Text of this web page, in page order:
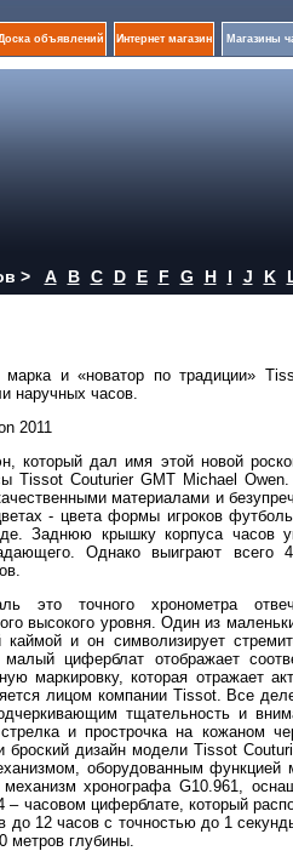
объявлений Интернет магазин Магазины
> A B C D E F G H I J K
и «новатор по традиции»
наручных часов.
2011
который дал имя этой новой
Tissot Couturier GMT Michael
материалами и
- цвета формы игроков
Заднюю крышку корпуса часов
Однако выиграют всего
это точного хронометра
высокого уровня. Один из
каймой и он символизирует
малый циферблат отображает
маркировку, которая отражает
лицом компании Tissot. Все
тщательность и
стрелка и прострочка на кожаном
броский дизайн модели Tissot
оборудованным функцией
хронографа G10.961,
часовом циферблате, который
до 12 часов с точностью до 1
метров глубины.